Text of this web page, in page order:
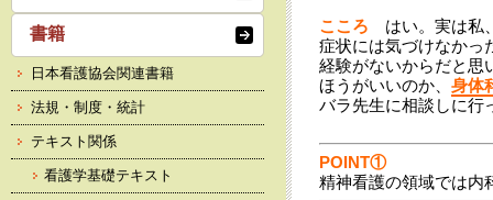
こころ はい。実は私
症状には気づけなか
経験がないからだと思
ほうがいいのか、 身体
バラ先生に相談しに
POINT①
精神看護の領域では内
書籍
日本看護協会関連書籍
法規・制度・統計
テキスト関係
看護学基礎テキスト